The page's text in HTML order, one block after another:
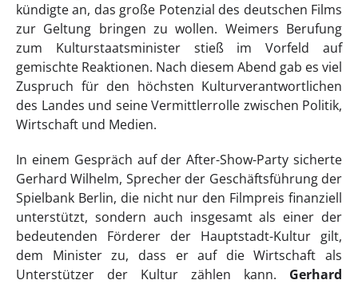
kündigte an, das große Potenzial des deutschen Films
zur Geltung bringen zu wollen. Weimers Berufung
zum Kulturstaatsminister stieß im Vorfeld auf
gemischte Reaktionen. Nach diesem Abend gab es viel
Zuspruch für den höchsten Kulturverantwortlichen
des Landes und seine Vermittlerrolle zwischen Politik,
Wirtschaft und Medien.
In einem Gespräch auf der After-Show-Party sicherte
Gerhard Wilhelm, Sprecher der Geschäftsführung der
Spielbank Berlin, die nicht nur den Filmpreis finanziell
unterstützt, sondern auch insgesamt als einer der
bedeutenden Förderer der Hauptstadt-Kultur gilt,
dem Minister zu, dass er auf die Wirtschaft als
Unterstützer der Kultur zählen kann. Gerhard